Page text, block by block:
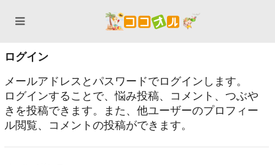
ログイン
メールアドレスとパスワードでログインします。
ログインすることで、悩み投稿、コメント、つぶや
きを投稿できます。また、他ユーザーのプロフィー
ル閲覧、コメントの投稿ができます。